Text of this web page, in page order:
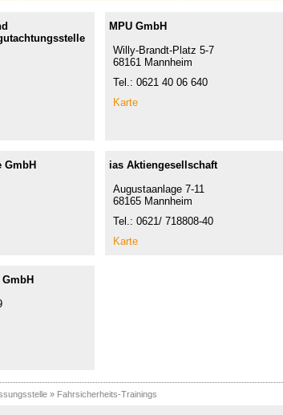
MPU GmbH
Willy-Brandt-Platz 5-7
68161 Mannheim
Tel.: 0621 40 06 640
Karte
GmbH
ias Aktiengesellschaft
Augustaanlage 7-11
68165 Mannheim
Tel.: 0621/ 718808-40
Karte
» Fahrsicherheits-Trainings